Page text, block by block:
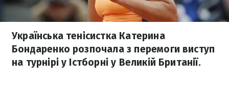
Українська тенісистка Катерина
Бондаренко розпочала з перемоги виступ
на турнірі у Істборні у Великій Британії.